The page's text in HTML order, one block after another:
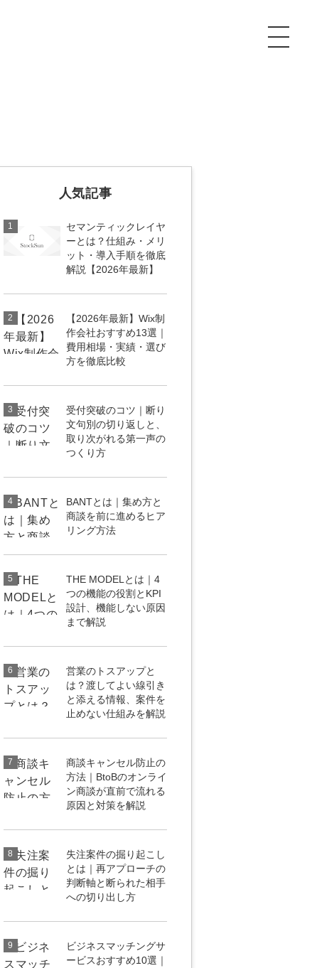
ンペ
改善特化の動画制作『動画でカリトルくん』
LINE運用代行『LINEマキトルくん』
制LP制作・改善『最強LP』
YouTubeチャンネル構築『トリトル』
ディレクター
人気記事
1
セマンティックレイヤ
ーとは？仕組み・メリ
ット・導入手順を徹底
解説【2026年最新】
2
【2026年最新】Wix制
作会社おすすめ13選｜
費用相場・実績・選び
方を徹底比較
3
受付突破のコツ｜断り
文句別の切り返しと、
取り次がれる第一声の
つくり方
4
BANTとは｜集め方と
商談を前に進めるヒア
リング方法
5
THE MODELとは｜4
つの機能の役割とKPI
設計、機能しない原因
まで解説
6
営業のトスアップと
は？渡してよい線引き
と添える情報、案件を
止めない仕組みを解説
7
商談キャンセル防止の
方法｜BtoBのオンライ
ン商談が直前で流れる
原因と対策を解説
8
失注案件の掘り起こし
とは｜再アプローチの
判断軸と断られた相手
への切り出し方
9
ビジネスマッチングサ
ービスおすすめ10選｜